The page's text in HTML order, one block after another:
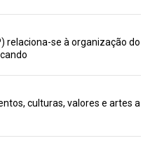
relaciona-se à organização do
culturas, valores e artes a